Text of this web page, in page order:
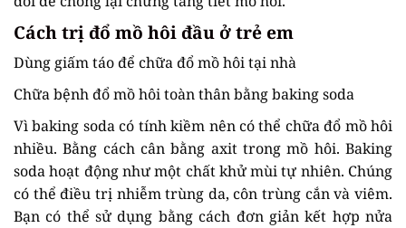
Cách trị đổ mồ hôi đầu ở trẻ em
Dùng giấm táo để chữa đổ mồ hôi tại nhà
Chữa bệnh đổ mồ hôi toàn thân bằng baking soda
Vì baking soda có tính kiềm nên có thể chữa đổ mồ hôi
nhiều. Bằng cách cân bằng axit trong mồ hôi. Baking
soda hoạt động như một chất khử mùi tự nhiên. Chúng
có thể điều trị nhiễm trùng da, côn trùng cắn và viêm.
Bạn có thể sử dụng bằng cách đơn giản kết hợp nửa